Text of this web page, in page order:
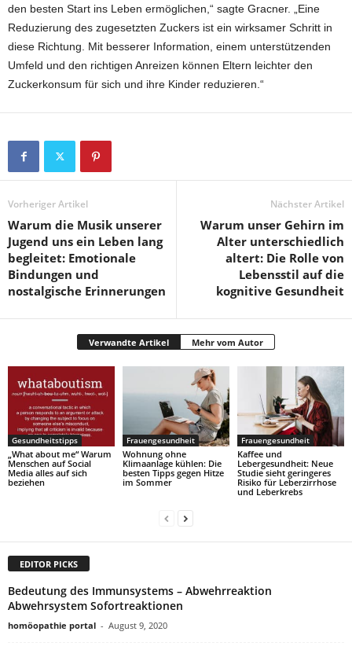
den besten Start ins Leben ermöglichen,“ sagte Gracner. „Eine
Reduzierung des zugesetzten Zuckers ist ein wirksamer Schritt in
diese Richtung. Mit besserer Information, einem unterstützenden
Umfeld und den richtigen Anreizen können Eltern leichter den
Zuckerkonsum für sich und ihre Kinder reduzieren.“
Vorheriger Artikel
Warum die Musik unserer
Jugend uns ein Leben lang
begleitet: Emotionale
Bindungen und
nostalgische Erinnerungen
Nächster Artikel
Warum unser Gehirn im
Alter unterschiedlich
altert: Die Rolle von
Lebensstil auf die
kognitive Gesundheit
Verwandte Artikel Mehr vom Autor
Gesundheitstipps
„What about me“ Warum
Menschen auf Social
Media alles auf sich
beziehen
Frauengesundheit
Wohnung ohne
Klimaanlage kühlen: Die
besten Tipps gegen Hitze
im Sommer
Frauengesundheit
Kaffee und
Lebergesundheit: Neue
Studie sieht geringeres
Risiko für Leberzirrhose
und Leberkrebs
EDITOR PICKS
Bedeutung des Immunsystems – Abwehrreaktion
Abwehrsystem Sofortreaktionen
homöopathie portal - August 9, 2020